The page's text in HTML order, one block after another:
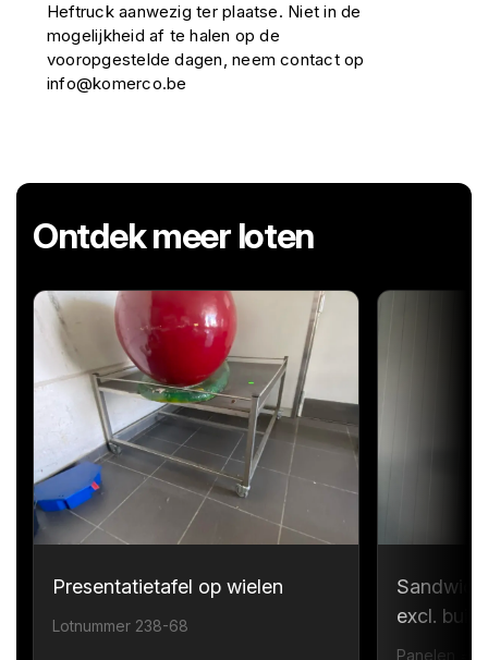
Heftruck aanwezig ter plaatse. Niet in de
mogelijkheid af te halen op de
vooropgestelde dagen, neem contact op
info@komerco.be
Ontdek meer loten
Presentatietafel op wielen
Lotnummer 238-68
excl.
Panelen =